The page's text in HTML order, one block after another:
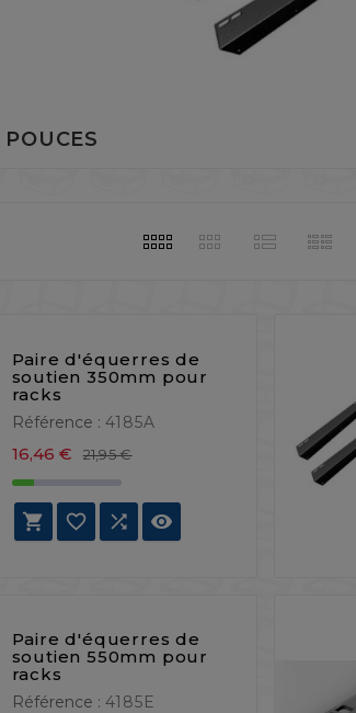
Paire d'équerres de
soutien 350mm pour
racks
Référence : 4185A
16,46 € 21,95 €Prix de base
Prix
   
Paire d'équerres de
soutien 550mm pour
racks
Référence : 4185E